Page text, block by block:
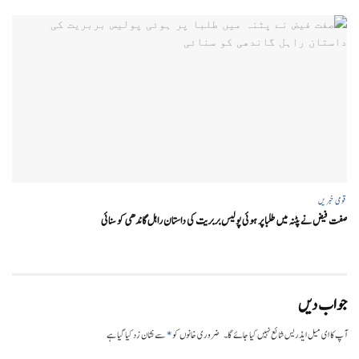
قومی خبریں
صفت فیض نے پٹنہ میں طلبا پر ہوئی پولیس بربریت کی داستان راہل گاندھی کو سنائی
جواب دیں
آپ کا ای میل ایڈریس شائع نہیں کیا جائے گا۔ ضروری خانوں کو*سے نشان زد کیا گیا ہے